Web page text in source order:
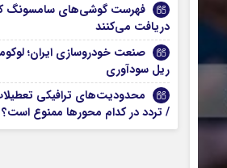
فهرست گوشی‌های سامسونگ که
دریافت می‌کنند
صنعت خودروسازی ایران؛
ریل سودآوری
محدودیت‌های ترافیکی
/ تردد در کدام محورها ممنوع است؟